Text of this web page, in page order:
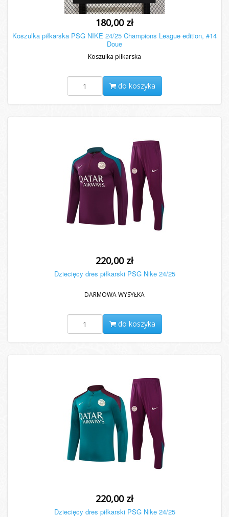
180,00 zł
Koszulka piłkarska PSG NIKE 24/25 Champions League edition, #14
Doue
Koszulka piłkarska
do koszyka
220,00 zł
Dziecięcy dres piłkarski PSG Nike 24/25
DARMOWA WYSYŁKA
do koszyka
220,00 zł
Dziecięcy dres piłkarski PSG Nike 24/25